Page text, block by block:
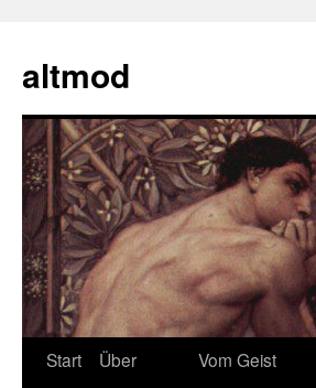
springen
altmod
Start
Über
Vom Geist